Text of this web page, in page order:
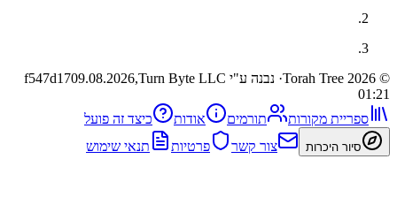
· נבנה ע"י Turn Byte LLC f547d1709.08.2026,
מקורות תורמים אודות כיצד זה פועל
היכרות צור קשר פרטיות תנאי שימוש